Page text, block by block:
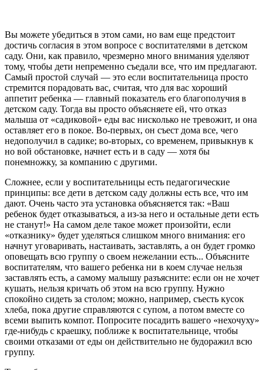
Вы можете убедиться в этом сами, но вам еще предстоит
достичь согласия в этом вопросе с воспитателями в детском
саду. Они, как правило, чрезмерно много внимания уделяют
тому, чтобы дети непременно съедали все, что им предлагают.
Самый простой случай — это если воспитательница просто
стремится порадовать вас, считая, что для вас хороший
аппетит ребенка — главный показатель его благополучия в
детском саду. Тогда вы просто объясняете ей, что отказ
малыша от «садиковой» еды вас нисколько не тревожит, и она
оставляет его в покое. Во-первых, он съест дома все, чего
недополучил в садике; во-вторых, со временем, привыкнув к
но вой обстановке, начнет есть и в саду — хотя бы
понемножку, за компанию с другими.
Сложнее, если у воспитательницы есть педагогические
принципы: все дети в детском саду должны есть все, что им
дают. Очень часто эта установка объясняется так: «Ваш
ребенок будет отказываться, а из-за него и остальные дети есть
не станут!» На самом деле такое может произойти, если
«отказнику» будет уделяться слишком много внимания: его
начнут уговаривать, настаивать, заставлять, а он будет громко
оповещать всю группу о своем нежелании есть... Объясните
воспитателям, что вашего ребенка ни в коем случае нельзя
заставлять есть, а самому малышу разъясните: если он не хочет
кушать, нельзя кричать об этом на всю группу. Нужно
спокойно сидеть за столом; можно, например, съесть кусок
хлеба, пока другие справляются с супом, а потом вместе со
всеми выпить компот. Попросите посадить вашего «нехочуху»
где-нибудь с краешку, поближе к воспитательнице, чтобы
своими отказами от еды он действительно не будоражил всю
группу.